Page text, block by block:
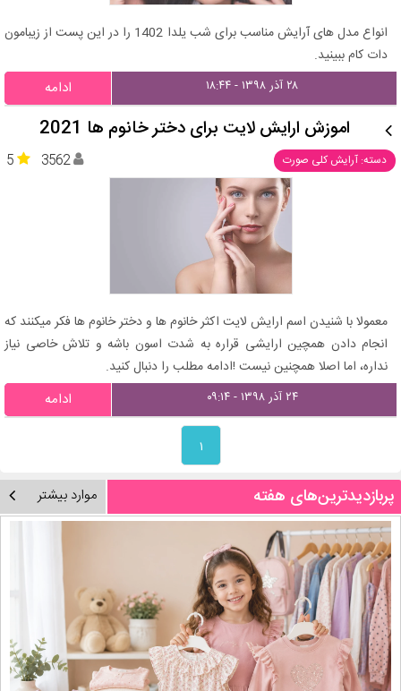
انواع مدل های آرایش مناسب برای شب یلدا 1402 را در این پست از زیبامون
دات کام ببینید.
۲۸ آذر ۱۳۹۸ - ۱۸:۴۴ ادامه
اموزش ارایش لایت برای دختر خانوم ها 2021
دسته: آرایش کلی صورت 5 3562
معمولا با شنیدن اسم ارایش لایت اکثر خانوم ها و دختر خانوم ها فکر میکنند که
انجام دادن همچین ارایشی قراره به شدت اسون باشه و تلاش خاصی نیاز
نداره، اما اصلا همچنین نیست !ادامه مطلب را دنبال کنید.
۲۴ آذر ۱۳۹۸ - ۰۹:۱۴ ادامه
۱
پربازدیدترین‌های هفته موارد بیشتر